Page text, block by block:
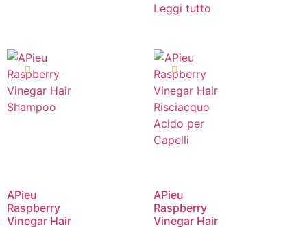
Leggi tutto
APieu
Raspberry
Vinegar Hair
APieu
Raspberry
Vinegar Hair